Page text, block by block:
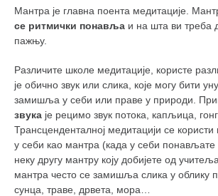
Мантра је главна поента медитације.
се ритмички понавља и на шта ви треба
пажњу.
Различите школе медитације, користе
је обично звук или слика, које могу бити
замишља у себи или праве у природи.
звука је рецимо звук потока, капљица,
Трансценденталној медитацији се
у себи као мантра (када у себи понављате
неку другу мантру коју добијете од
мантра често се замишља слика у облику
сунца, траве, дрвета, мора…